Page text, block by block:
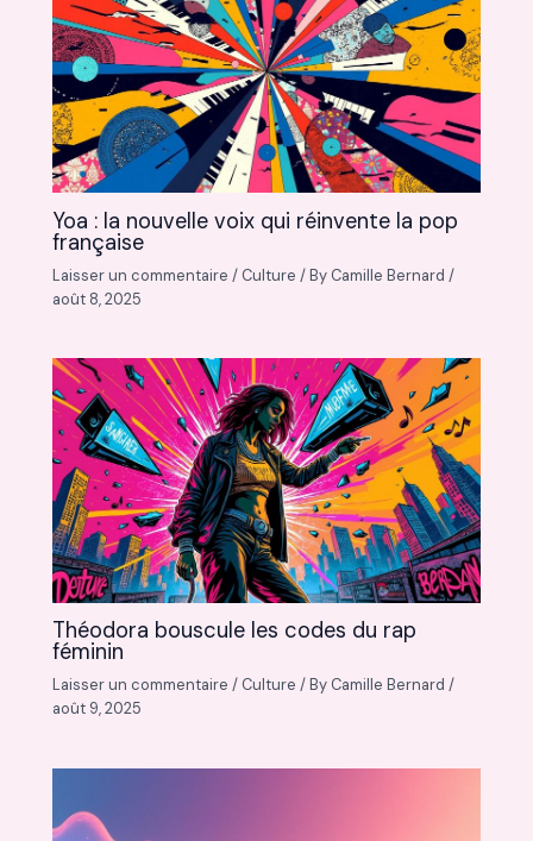
Yoa : la nouvelle voix qui réinvente la pop
française
Laisser un commentaire / Culture / By Camille Bernard/
août 8, 2025
Théodora bouscule les codes du rap
féminin
Laisser un commentaire / Culture / By Camille Bernard/
août 9, 2025